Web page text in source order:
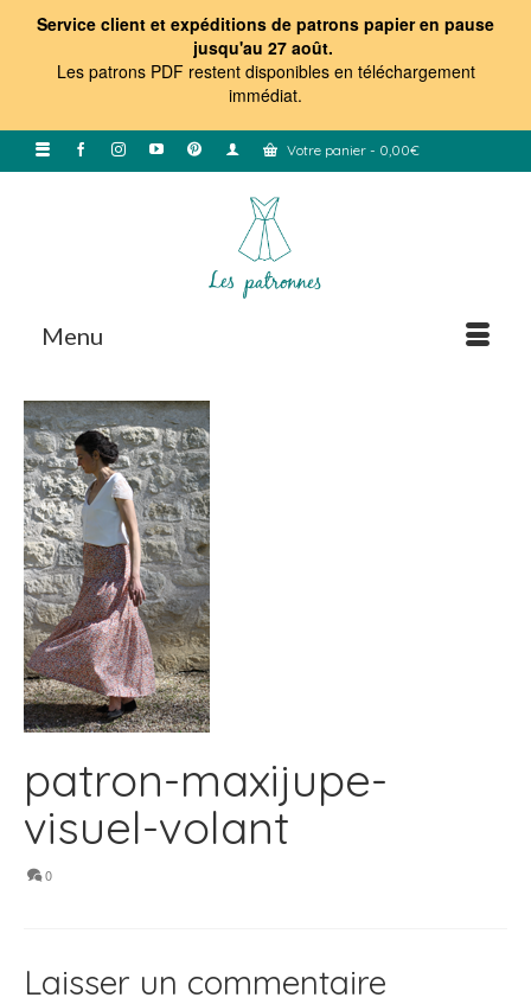
Service client et expéditions de patrons papier en pause
jusqu'au 27 août.
Les patrons PDF restent disponibles en téléchargement
immédiat.
Votre panier - 0,00€
Menu
patron-maxijupe-
visuel-volant
0
Laisser un commentaire